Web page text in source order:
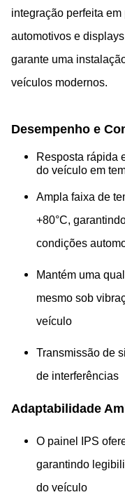
integração perfeita
automotivos e
garante uma
veículos modernos.
Desempenho e
Resposta rápida
do veículo em
Ampla faixa de
+80°C,
condições
Mantém uma
mesmo sob
veículo
Transmissão de
de interferências
Adaptabilidade
O painel IPS
garantindo
do veículo